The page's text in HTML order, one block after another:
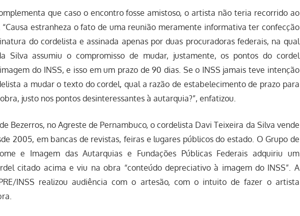
que caso o encontro fosse amistoso, o artista não teria recorrido ao
“Causa estranheza o fato de uma reunião meramente informativa ter confecção
do cordelista e assinada apenas por duas procuradoras federais, na qual
Silva assumiu o compromisso de mudar, justamente, os pontos do cordel
do INSS, e isso em um prazo de 90 dias. Se o INSS jamais teve intenção
a mudar o texto do cordel, qual a razão de estabelecimento de prazo para
justo nos pontos desinteressantes à autarquia?”, enfatizou.
Bezerros, no Agreste de Pernambuco, o cordelista Davi Teixeira da Silva vende
2005, em bancas de revistas, feiras e lugares públicos do estado. O Grupo de
e Imagem das Autarquias e Fundações Públicas Federais adquiriu um
citado acima e viu na obra “conteúdo depreciativo à imagem do INSS”. A
INSS realizou audiência com o artesão, com o intuito de fazer o artista